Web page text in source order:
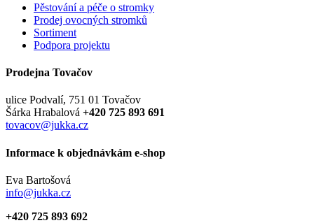
Pěstování a péče o stromky
Prodej ovocných stromků
Sortiment
Podpora projektu
Prodejna Tovačov
ulice Podvalí, 751 01 Tovačov
Šárka Hrabalová +420 725 893 691
tovacov@jukka.cz
Informace k objednávkám e-shop
Eva Bartošová
info@jukka.cz
+420 725 893 692